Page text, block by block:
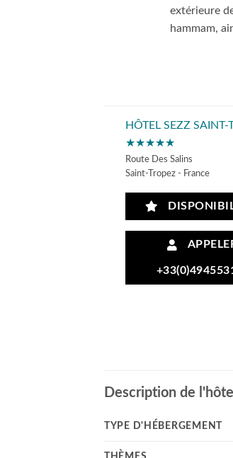
extérieure
hammam,
HÔTEL SEZZ SAINT-
★★★★★
Route Des Salins
Saint-Tropez - France
Description de
TYPE D'HÉBERGEMENT